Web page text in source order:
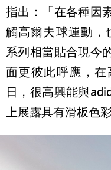
指出：「在各種因
觸高爾夫球運動，
系列相當貼合現今
面更彼此呼應，
日，很高興能與
上展露具有滑板色